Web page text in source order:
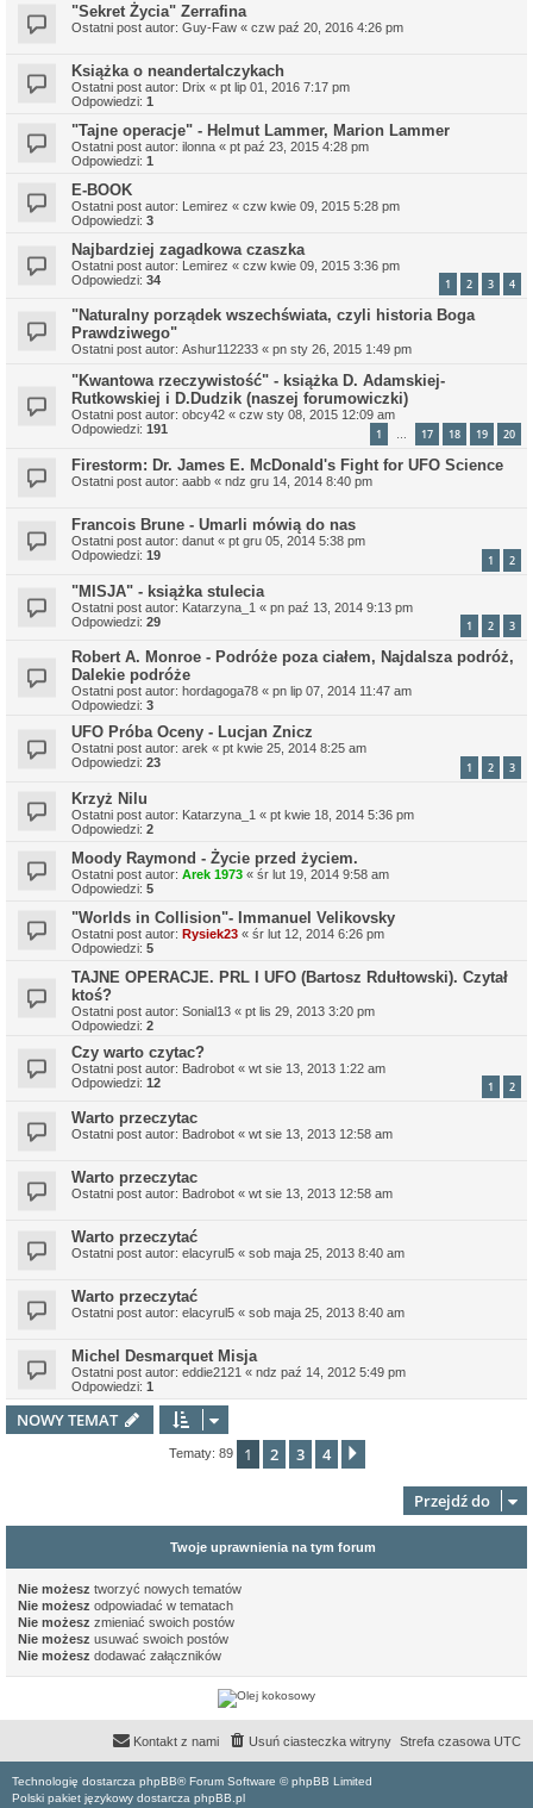
"Sekret Życia" Zerrafina
Ostatni post autor: Guy-Faw « czw paź 20, 2016 4:26 pm
Książka o neandertalczykach
Ostatni post autor: Drix « pt lip 01, 2016 7:17 pm
Odpowiedzi: 1
"Tajne operacje" - Helmut Lammer, Marion Lammer
Ostatni post autor: ilonna « pt paź 23, 2015 4:28 pm
Odpowiedzi: 1
E-BOOK
Ostatni post autor: Lemirez « czw kwie 09, 2015 5:28 pm
Odpowiedzi: 3
Najbardziej zagadkowa czaszka
Ostatni post autor: Lemirez « czw kwie 09, 2015 3:36 pm
Odpowiedzi: 34 1 2 3 4
"Naturalny porządek wszechświata, czyli historia Boga
Prawdziwego"
Ostatni post autor: Ashur112233 « pn sty 26, 2015 1:49 pm
"Kwantowa rzeczywistość" - książka D. Adamskiej-
Rutkowskiej i D.Dudzik (naszej forumowiczki)
Ostatni post autor: obcy42 « czw sty 08, 2015 12:09 am
Odpowiedzi: 191 1 … 17 18 19 20
Firestorm: Dr. James E. McDonald's Fight for UFO Science
Ostatni post autor: aabb « ndz gru 14, 2014 8:40 pm
Francois Brune - Umarli mówią do nas
Ostatni post autor: danut « pt gru 05, 2014 5:38 pm
Odpowiedzi: 19 1 2
"MISJA" - książka stulecia
Ostatni post autor: Katarzyna_1 « pn paź 13, 2014 9:13 pm
Odpowiedzi: 29 1 2 3
Robert A. Monroe - Podróże poza ciałem, Najdalsza podróż,
Dalekie podróże
Ostatni post autor: hordagoga78 « pn lip 07, 2014 11:47 am
Odpowiedzi: 3
UFO Próba Oceny - Lucjan Znicz
Ostatni post autor: arek « pt kwie 25, 2014 8:25 am
Odpowiedzi: 23 1 2 3
Krzyż Nilu
Ostatni post autor: Katarzyna_1 « pt kwie 18, 2014 5:36 pm
Odpowiedzi: 2
Moody Raymond - Życie przed życiem.
Ostatni post autor: Arek 1973 « śr lut 19, 2014 9:58 am
Odpowiedzi: 5
"Worlds in Collision"- Immanuel Velikovsky
Ostatni post autor: Rysiek23 « śr lut 12, 2014 6:26 pm
Odpowiedzi: 5
TAJNE OPERACJE. PRL I UFO (Bartosz Rdułtowski). Czytał
ktoś?
Ostatni post autor: Sonial13 « pt lis 29, 2013 3:20 pm
Odpowiedzi: 2
Czy warto czytac?
Ostatni post autor: Badrobot « wt sie 13, 2013 1:22 am
Odpowiedzi: 12 1 2
Warto przeczytac
Ostatni post autor: Badrobot « wt sie 13, 2013 12:58 am
Warto przeczytac
Ostatni post autor: Badrobot « wt sie 13, 2013 12:58 am
Warto przeczytać
Ostatni post autor: elacyrul5 « sob maja 25, 2013 8:40 am
Warto przeczytać
Ostatni post autor: elacyrul5 « sob maja 25, 2013 8:40 am
Michel Desmarquet Misja
Ostatni post autor: eddie2121 « ndz paź 14, 2012 5:49 pm
Odpowiedzi: 1
NOWY TEMAT
Tematy: 89 1 2 3 4
Przejdź do
Twoje uprawnienia na tym forum
Nie możesz tworzyć nowych tematów
Nie możesz odpowiadać w tematach
Nie możesz zmieniać swoich postów
Nie możesz usuwać swoich postów
Nie możesz dodawać załączników
Strefa czasowa UTC
Usuń ciasteczka witryny
Kontakt z nami
Technologię dostarcza phpBB® Forum Software © phpBB Limited
Polski pakiet językowy dostarcza phpBB.pl